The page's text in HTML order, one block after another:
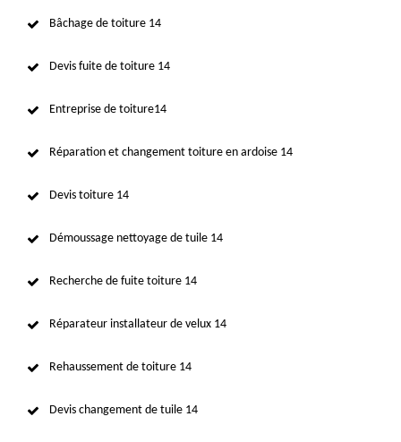
Bâchage de toiture 14
Devis fuite de toiture 14
Entreprise de toiture14
Réparation et changement toiture en ardoise 14
Devis toiture 14
Démoussage nettoyage de tuile 14
Recherche de fuite toiture 14
Réparateur installateur de velux 14
Rehaussement de toiture 14
Devis changement de tuile 14